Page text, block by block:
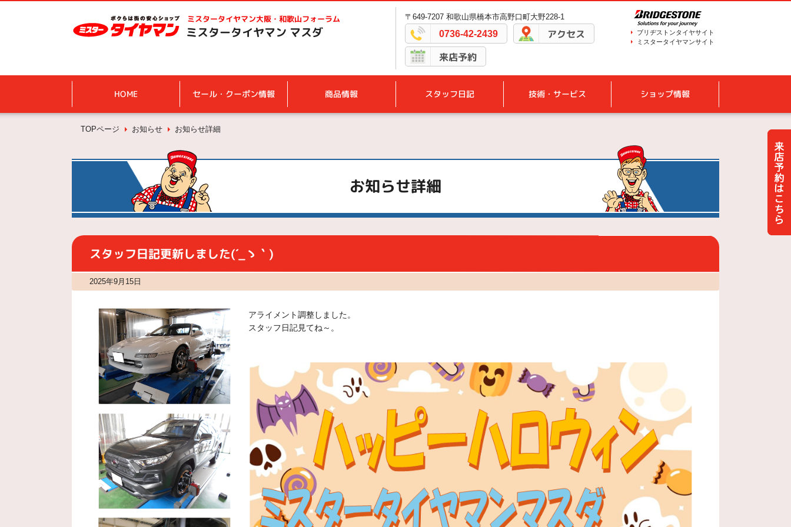
ミスタータイヤマン大阪・和歌山フォーラム
ミスタータイヤマン マスダ
〒649-7207 和歌山県橋本市高野口町大野228-1
0736-42-2439 アクセス
来店予約
ブリヂストンタイヤサイト
ミスタータイヤマンサイト
HOME セール・クーポン情報 商品情報 スタッフ日記 技術・サービス ショップ情報
TOPページ お知らせ お知らせ詳細
お知らせ詳細
スタッフ日記更新しました(´_ゝ｀)
2025年9月15日
アライメント調整しました。
スタッフ日記見てね～。